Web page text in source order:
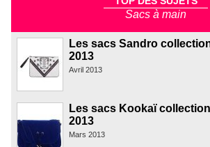
Sacs à main
Les sacs Sandro
2013
Avril 2013
Les sacs Kookaï
2013
Mars 2013